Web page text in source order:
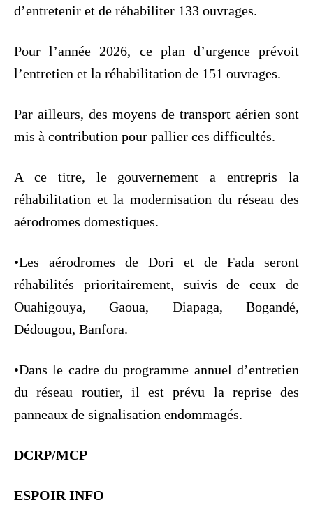
d’entretenir et de réhabiliter 133 ouvrages.
Pour l’année 2026, ce plan d’urgence prévoit
l’entretien et la réhabilitation de 151 ouvrages.
Par ailleurs, des moyens de transport aérien sont
mis à contribution pour pallier ces difficultés.
A ce titre, le gouvernement a entrepris la
réhabilitation et la modernisation du réseau des
aérodromes domestiques.
•Les aérodromes de Dori et de Fada seront
réhabilités prioritairement, suivis de ceux de
Ouahigouya, Gaoua, Diapaga, Bogandé,
Dédougou, Banfora.
•Dans le cadre du programme annuel d’entretien
du réseau routier, il est prévu la reprise des
panneaux de signalisation endommagés.
DCRP/MCP
ESPOIR INFO